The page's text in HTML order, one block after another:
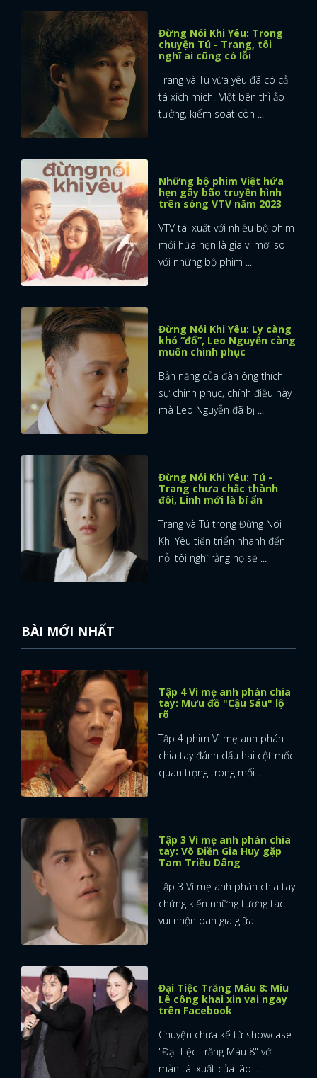
x
ĐĂNG NHẬP
Đừng Nói Khi Yêu: Trong
chuyện Tú - Trang, tôi
nghĩ ai cũng có lỗi
Trang và Tú vừa yêu đã có cả
tá xích mích. Một bên thì ảo
tưởng, kiểm soát còn ...
Những bộ phim Việt hứa
hẹn gây bão truyền hình
trên sóng VTV năm 2023
VTV tái xuất với nhiều bộ phim
mới hứa hẹn là gia vị mới so
với những bộ phim ...
Đừng Nói Khi Yêu: Ly càng
khó “đổ”, Leo Nguyễn càng
muốn chinh phục
Bản năng của đàn ông thích
sự chinh phục, chính điều này
mà Leo Nguyễn đã bị ...
Đừng Nói Khi Yêu: Tú -
Trang chưa chắc thành
đôi, Linh mới là bí ẩn
Trang và Tú trong Đừng Nói
Khi Yêu tiến triển nhanh đến
nỗi tôi nghĩ rằng họ sẽ ...
BÀI MỚI NHẤT
Tập 4 Vì mẹ anh phán chia
tay: Mưu đồ "Cậu Sáu" lộ
rõ
Tập 4 phim Vì mẹ anh phán
chia tay đánh dấu hai cột mốc
quan trọng trong mối ...
Tập 3 Vì mẹ anh phán chia
tay: Võ Điền Gia Huy gặp
Tam Triều Dâng
Tập 3 Vì mẹ anh phán chia tay
chứng kiến những tương tác
vui nhộn oan gia giữa ...
Đại Tiệc Trăng Máu 8: Miu
Lê công khai xin vai ngay
trên Facebook
Chuyện chưa kể từ showcase
"Đại Tiệc Trăng Máu 8" với
màn tái xuất của lão ...